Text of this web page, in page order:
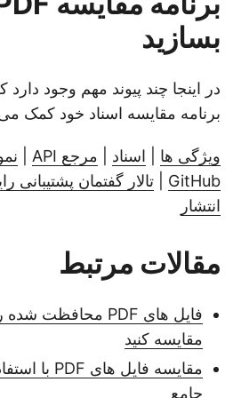
بسازید
در اینجا چند پیوند مهم وجود
برنامه مقایسه اسناد خود کمک می
ویژگی ها| اسناد| مرجع API |
GitHub
| تالار گفتمان پشتیبانی
انتشار
مقالات مرتبط
مقایسه کنید
جامع